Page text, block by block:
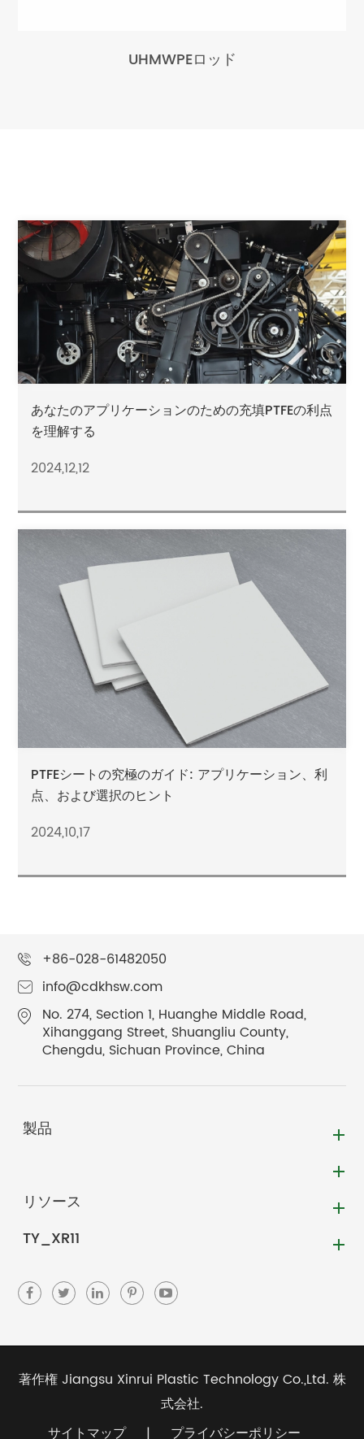
UHMWPEロッド
あなたのアプリケーションのための充填PTFEの利点
を理解する
2024,12,12
PTFEシートの究極のガイド: アプリケーション、利
点、および選択のヒント
2024,10,17
+86-028-61482050
info@cdkhsw.com
No. 274, Section 1, Huanghe Middle Road,
Xihanggang Street, Shuangliu County,
Chengdu, Sichuan Province, China
製品
リソース
TY_XR11
著作権 Jiangsu Xinrui Plastic Technology Co.,Ltd. 株
式会社.
サイトマップ
| プライバシーポリシー